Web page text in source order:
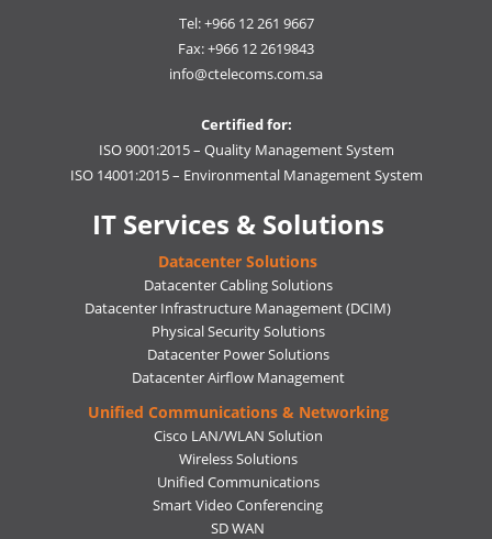
Tel: +966 12 261 9667
Fax: +966 12 2619843
info@ctelecoms.com.sa
Certified for:
ISO 9001:2015 – Quality Management System
ISO 14001:2015 – Environmental Management System
IT Services & Solutions
Datacenter Solutions
Datacenter Cabling Solutions
Datacenter Infrastructure Management (DCIM)
Physical Security Solutions
Datacenter Power Solutions
Datacenter Airflow Management
Unified Communications & Networking
Cisco LAN/WLAN Solution
Wireless Solutions
Unified Communications
Smart Video Conferencing
SD WAN